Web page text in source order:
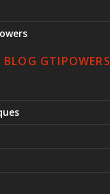
BLOG GTIPOWERS